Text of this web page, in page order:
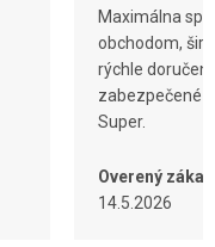
Maximálna
obchodom,
rýchle
zabezpečené
Super.
Overený
14.5.2026